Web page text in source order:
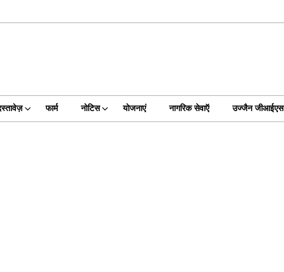
फार्म नोटिस योजनाएं नागरिक सेवाऍ उज्जैन जीआईएस